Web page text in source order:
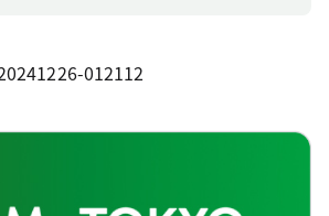
012112